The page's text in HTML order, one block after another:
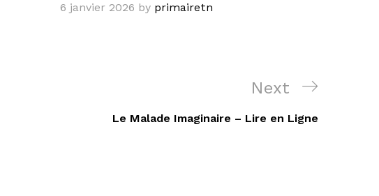
6 janvier 2026 by primairetn
Next
Post
Next
Le Malade Imaginaire – Lire en Ligne